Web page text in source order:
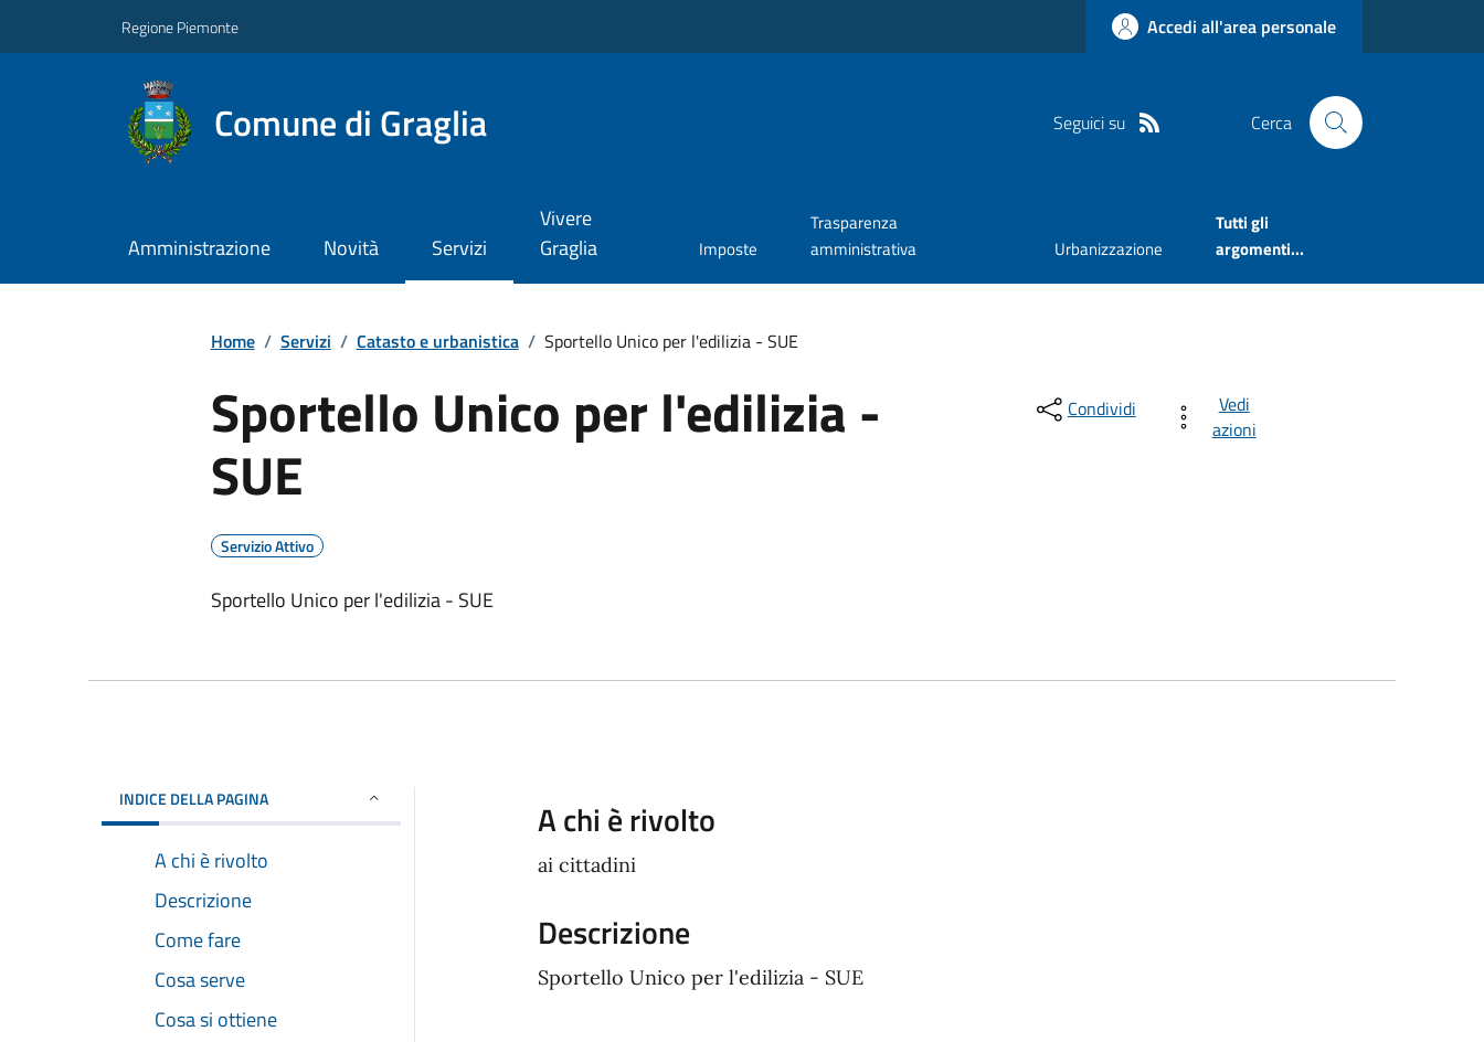
Regione Piemonte Accedi all'area personale
Comune di Graglia Seguici su Cerca
Amministrazione Novità Servizi
Vivere
Graglia
Imposte
Trasparenza
amministrativa
Urbanizzazione
Tutti gli
argomenti...
Home / Servizi / Catasto e urbanistica / Sportello Unico per l'edilizia - SUE
Sportello Unico per l'edilizia -
SUE
Servizio Attivo
Sportello Unico per l'edilizia - SUE
Condividi
Vedi
azioni
INDICE DELLA PAGINA
A chi è rivolto
Descrizione
Come fare
Cosa serve
Cosa si ottiene
A chi è rivolto
ai cittadini
Descrizione
Sportello Unico per l'edilizia - SUE